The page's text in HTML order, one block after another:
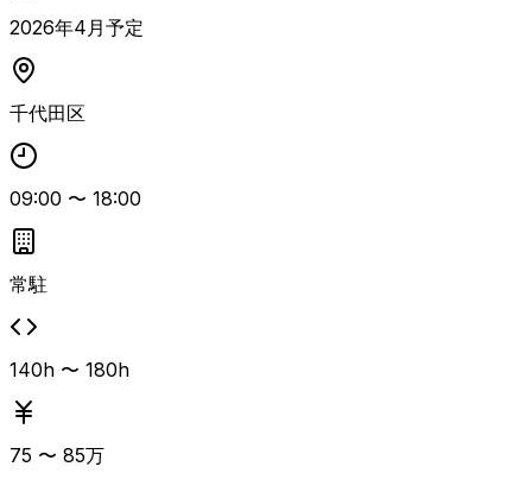
題の抽出と解決策の提示、ベンダー検討結果の検証などを担
当します。 AWS設計構築経験と大規模インフラ案件での上
流工程・リーダー経験を活かし、公共系システムの基盤をリ
2026年4月予定
千代田区
09:00 〜 18:00
常駐
140h 〜 180h
75 〜 85万